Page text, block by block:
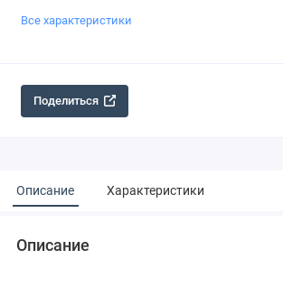
Все характеристики
Поделиться
Описание Характеристики
Описание